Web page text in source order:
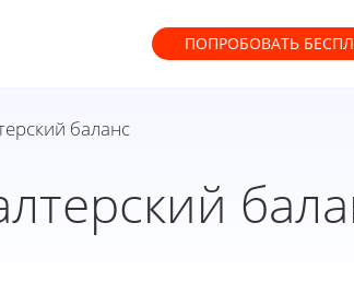
ПОПРОБОВАТЬ
баланс